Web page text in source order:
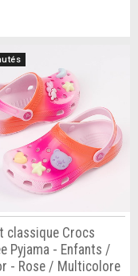
classique Crocs
Pyjama - Enfants /
- Rose / Multicolore